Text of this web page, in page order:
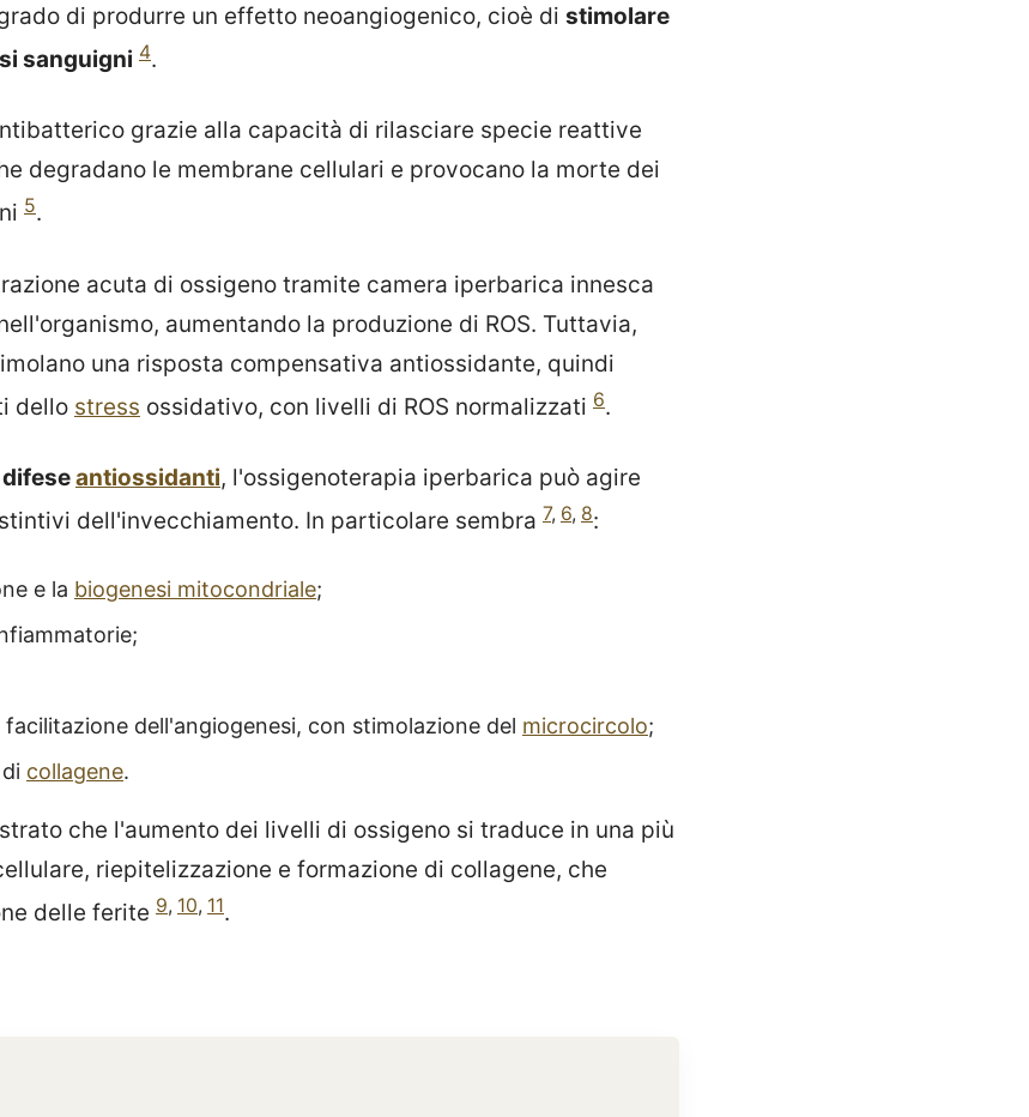
di produrre un effetto neoangiogenico, cioè di stimolare
sanguigni 4.
grazie alla capacità di rilasciare specie reattive
degradano le membrane cellulari e provocano la morte dei
5.
acuta di ossigeno tramite camera iperbarica innesca
aumentando la produzione di ROS. Tuttavia,
una risposta compensativa antiossidante, quindi
dello stress ossidativo, con livelli di ROS normalizzati 6.
antiossidanti, l'ossigenoterapia iperbarica può agire
dell'invecchiamento. In particolare sembra 7, 6, 8:
e la biogenesi mitocondriale;
dell'angiogenesi, con stimolazione del microcircolo;
collagene.
che l'aumento dei livelli di ossigeno si traduce in una più
riepitelizzazione e formazione di collagene, che
delle ferite 9, 10, 11.